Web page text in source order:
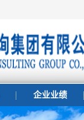
企业业绩